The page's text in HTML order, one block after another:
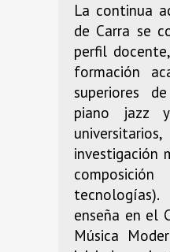
La continua
de Carra se
perfil
formación
superiores
piano jazz
investigación
enseña en el
Música